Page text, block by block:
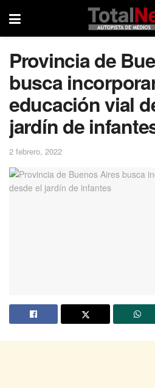
Provincia de
busca
educación vial
jardín de
2 febrero, 2022